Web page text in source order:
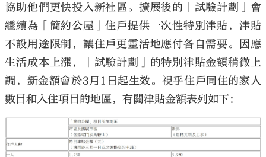
協助他們更快投入新社區。擴展後的「試驗計劃」會
繼續為「簡約公屋」住戶提供一次性特別津貼，津貼
不設用途限制，讓住戶更靈活地應付各自需要。因應
生活成本上漲，「試驗計劃」的特別津貼金額稍微上
調，新金額會於3月1日起生效。視乎住戶同住的家人
數目和入住項目的地區，有關津貼金額表列如下：